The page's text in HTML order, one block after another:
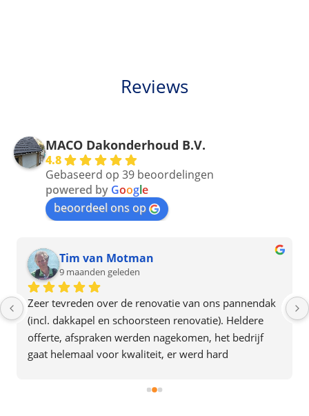
Reviews
MACO Dakonderhoud B.V.
4.8
Gebaseerd op 39 beoordelingen
powered by Google
beoordeel ons op
Tim van Motman
9 maanden geleden
Zeer tevreden over de renovatie van ons pannendak
(incl. dakkapel en schoorsteen renovatie). Heldere
offerte, afspraken werden nagekomen, het bedrijf
gaat helemaal voor kwaliteit, er werd hard
ook de indruk plezier in hun werk te hebben. Een